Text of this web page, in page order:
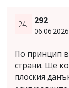
24. 292
По принцип
страни. Ще
плоския